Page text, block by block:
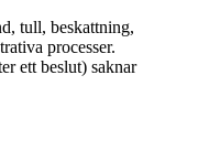
tull, beskattning,
processer.
ett beslut) saknar